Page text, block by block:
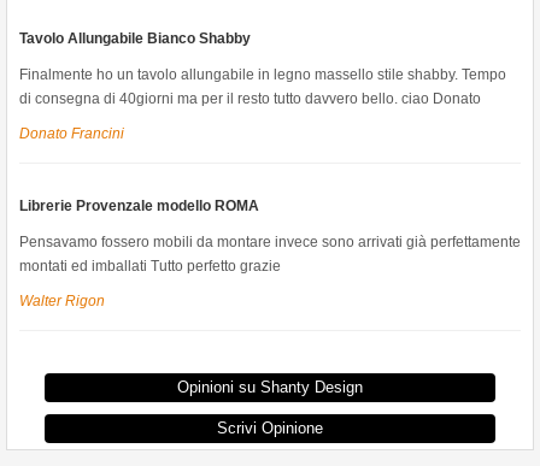
Tavolo Allungabile Bianco Shabby
Finalmente ho un tavolo allungabile in legno massello stile shabby. Tempo
di consegna di 40giorni ma per il resto tutto davvero bello. ciao Donato
Donato Francini
Librerie Provenzale modello ROMA
Pensavamo fossero mobili da montare invece sono arrivati già perfettamente
montati ed imballati Tutto perfetto grazie
Walter Rigon
Opinioni su Shanty Design
Scrivi Opinione